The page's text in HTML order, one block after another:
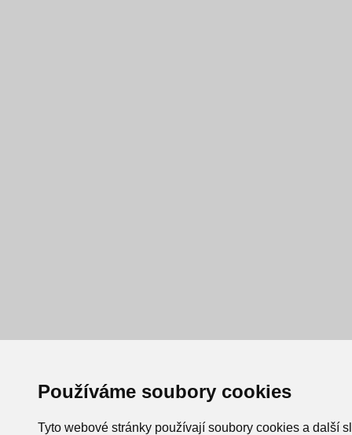
Používáme soubory cookies
Tyto webové stránky používají soubory cookies a další